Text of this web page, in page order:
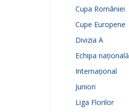
Cupa României
Cupe Europene
Divizia A
Echipa națională
Internațional
Juniori
Liga Florilor